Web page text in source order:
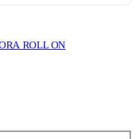
ROLL ON